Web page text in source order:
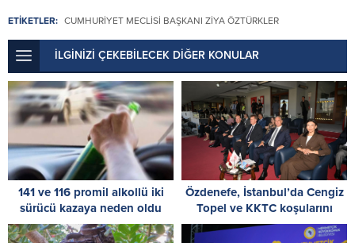
ETİKETLER: CUMHURIYET MECLISI BAŞKANI ZIYA ÖZTÜRKLER
İLGİNİZİ ÇEKEBİLECEK DİĞER KONULAR
141 ve 116 promil alkollü iki
sürücü kazaya neden oldu
Özdenefe, İstanbul’da Cengiz
Topel ve KKTC koşularını
izledi